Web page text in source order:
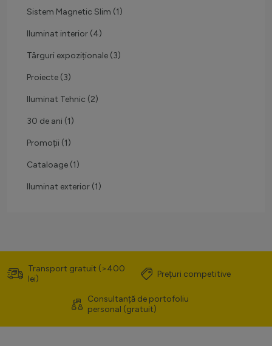
Sistem Magnetic Slim (1)
Iluminat interior (4)
Târguri expoziționale (3)
Proiecte (3)
Iluminat Tehnic (2)
30 de ani (1)
Promoții (1)
Cataloage (1)
Iluminat exterior (1)
Transport gratuit (>400
lei)
Prețuri competitive
Consultanță de portofoliu
personal (gratuit)